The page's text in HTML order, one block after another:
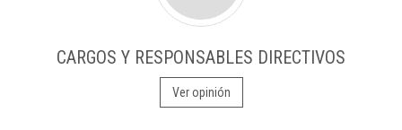
CARGOS Y RESPONSABLES DIRECTIVOS
Ver opinión